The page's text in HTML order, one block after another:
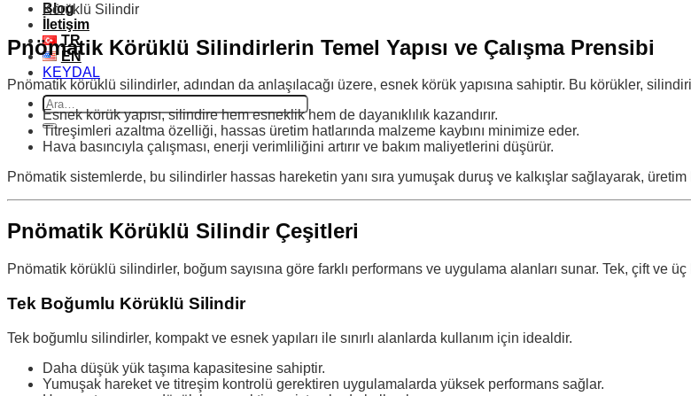
Blog
İletişim
TR
EN
KEYDAL
Ara:
Körüklü Silindir
Pnömatik Körüklü Silindirlerin Temel Yapısı ve Çalışma Prensibi
Pnömatik körüklü silindirler, adından da anlaşılacağı üzere, esnek körük yapısına sahiptir. Bu körükler,
Esnek körük yapısı, silindire hem esneklik hem de dayanıklılık kazandırır.
Titreşimleri azaltma özelliği, hassas üretim hatlarında malzeme kaybını minimize eder.
Hava basıncıyla çalışması, enerji verimliliğini artırır ve bakım maliyetlerini düşürür.
Pnömatik sistemlerde, bu silindirler hassas hareketin yanı sıra yumuşak duruş ve kalkışlar sağlayarak, üretim
Pnömatik Körüklü Silindir Çeşitleri
Pnömatik körüklü silindirler, boğum sayısına göre farklı performans ve uygulama alanları sunar. Tek, çift ve
Tek Boğumlu Körüklü Silindir
Tek boğumlu silindirler, kompakt ve esnek yapıları ile sınırlı alanlarda kullanım için idealdir.
Daha düşük yük taşıma kapasitesine sahiptir.
Yumuşak hareket ve titreşim kontrolü gerektiren uygulamalarda yüksek performans sağlar.